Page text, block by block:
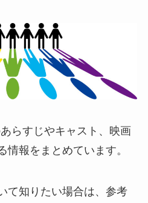
らすじやキャスト、映画
情報をまとめています。
て知りたい場合は、参考